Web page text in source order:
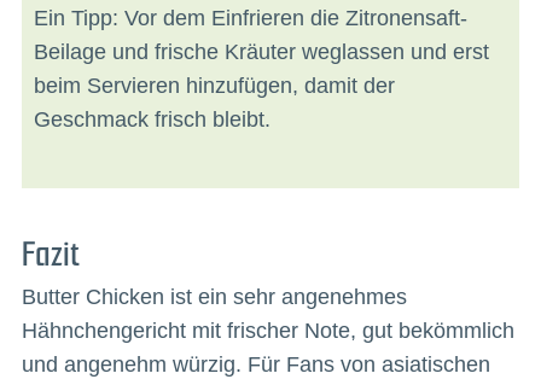
Ein Tipp: Vor dem Einfrieren die Zitronensaft-
Beilage und frische Kräuter weglassen und erst
beim Servieren hinzufügen, damit der
Geschmack frisch bleibt.
Fazit
Butter Chicken ist ein sehr angenehmes
Hähnchengericht mit frischer Note, gut bekömmlich
und angenehm würzig. Für Fans von asiatischen